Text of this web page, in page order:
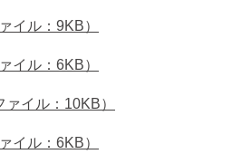
イル：9KB）
イル：6KB）
イル：10KB）
イル：6KB）